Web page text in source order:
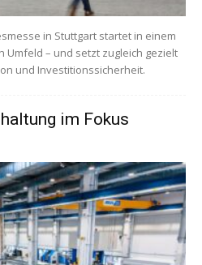
in Stuttgart startet in einem
– und setzt zugleich gezielt
und Investitionssicherheit.
im Fokus